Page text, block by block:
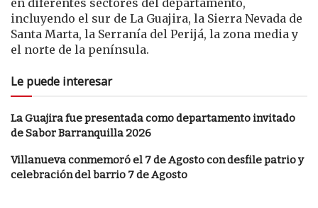
incluyendo el sur de La Guajira, la Sierra Nevada de
Santa Marta, la Serranía del Perijá, la zona media y
el norte de la península.
Le puede interesar
La Guajira fue presentada como departamento invitado
de Sabor Barranquilla 2026
Villanueva conmemoró el 7 de Agosto con desfile patrio y
celebración del barrio 7 de Agosto